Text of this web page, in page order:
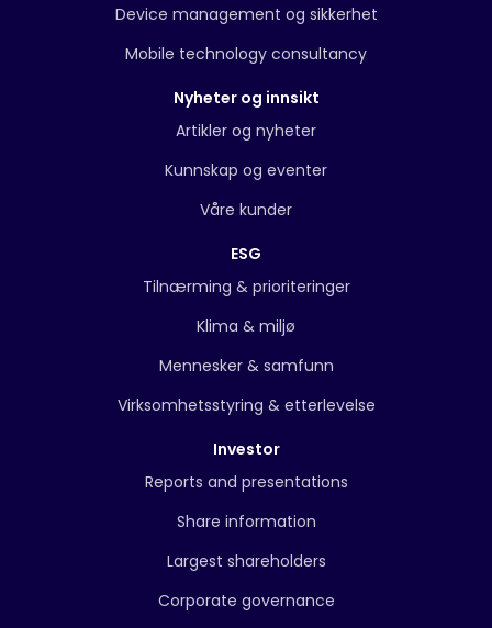
Device management og sikkerhet
Mobile technology consultancy
Nyheter og innsikt
Artikler og nyheter
Kunnskap og eventer
Våre kunder
ESG
Tilnærming & prioriteringer
Klima & miljø
Mennesker & samfunn
Virksomhetsstyring & etterlevelse
Investor
Reports and presentations
Share information
Largest shareholders
Corporate governance